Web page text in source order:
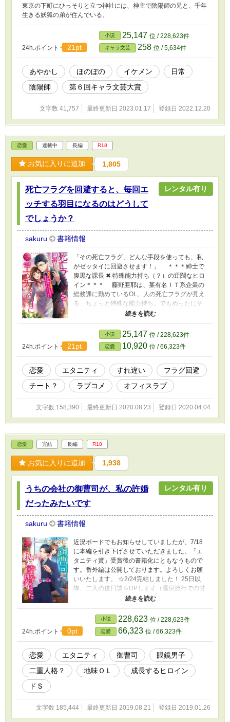
東京の下町にひっそりと立つ神社には、神主で陰陽師の兄と、千年
生きる妖狐の弟が住んでいる。
24h.ポイント 21pt
小説 25,147 位 / 228,623件
キャラ文芸 258 位 / 5,634件
あやかし ほのぼの イケメン
日常
陰陽師
第６回キャラ文芸大賞
文字数 41,757 最終更新日 2023.01.17 登録日 2022.12.20
恋愛 連載中 長編 R18
お気に入りに追加 1,805
死亡フラグを回避すると、毎回エ
ッチする羽目になるのはどうして
でしょうか？
レンタル有り
sakuru 書籍情報
「その死亡フラグ、どんな手段を使っても、私
がゼッタイに回避させます！」 ＊＊＊紳士で
腹黒な課長 ✖ 特殊能力持ち（？）の迂闊なヒロ
イン＊＊＊ 藤野亜耶は、某有名ＩＴ系企業の
総務課に勤めているOL。人の死亡フラグが見え
る、ちょっと特殊な能力持ち。でもめったにそ
んな事態に出くわすこともない。と安心しきっ
ていたら、ある日、憧れの荻原課長に立った死
亡フラグが見えてしまう。 「──って、なんで
私、課長に押し倒されているんですか！！」
「そうですね。『なんでもしますから』なんて
破壊力満点のセリフを、深く考えずに男の前で
口にする粗忽者の部下に、色々と教えてあげな
いといけない立場ですから」 死亡フラグを回
避しようとすると、何故かもれなくエッチなシ
ヒロインと、腹黒なイケメン課長との糖度高め
24h.ポイント 21pt
小説 25,147 位 / 228,623件
恋愛 10,920 位 / 66,323件
恋愛 エタニティ すれ違い
フラグ回避
チート？
ラブコメ オフィスラブ
文字数 158,390 最終更新日 2020.08.23 登録日 2020.04.04
恋愛 完結 長編 R18
お気に入りに追加 1,938
うちの会社の御曹司が、私の許婚
だったみたいです
レンタル有り
sakuru 書籍情報
近況ボードでもお知らせしていましたが、7/18
に本編を引き下げさせていただきました。「エ
タニティ賞」受賞後の書籍化にともなうもので
す。番外編は公開しております。よろしくお願
いいたします。 ☆2/24完結しました！ 25日以
降、二人の後日談をUPします（温泉旅行での甘
エロ＋泉川常務で行きます←え？）。そちらの
です。 ＊＊＊ 莉乃亜は目立たないことがモッ
トーの地味ＯＬ。そんな彼女の質素なアパート
に、勤務先の社長でグループ企業の御曹司、樹
が突然やってきて「私は貴女の許婚です、今日
から私達は一緒に生活しなければなりません」
と告げた。そのまま彼の自宅＠高級マンション
へお持ち帰りからの、囲い込み生活が始ま
と言っている間に気づけば、半年後に予定され
ている結婚式。えええ……本当に結婚しちゃう
の、私達？ ＊＊＊ ※ 感想コメントありがと
24h.ポイント 0pt
小説 228,623 位 / 228,623件
恋愛 66,323 位 / 66,323件
恋愛 エタニティ 御曹司
眼鏡男子
二重人格？
地味ＯＬ
成長するヒロイン
ドＳ
文字数 185,444 最終更新日 2019.08.21 登録日 2019.01.26